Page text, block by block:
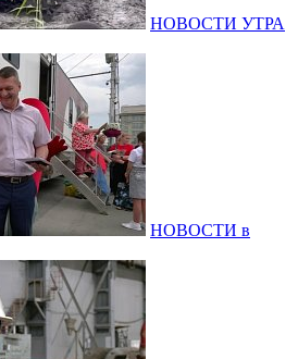
НОВОСТИ УТРА
НОВОСТИ в